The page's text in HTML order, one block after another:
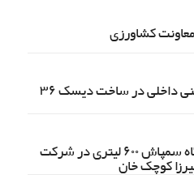
کشاورزی
درخشش توان فنی داخلی در ساخت دیسک ۳۶
ساخت دو دستگاه سمپاش ۶۰۰ لیتری در شرکت
کوچک خان